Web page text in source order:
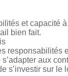
et capacité
bien fait.
responsabilités
aux
s’investir sur